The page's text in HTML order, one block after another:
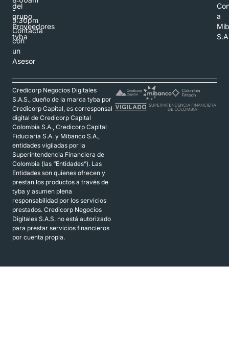
-
5:30pm
Contacta
con
un
Asesor
del
grupo
Proveedores
tyba
a
Credicorp Negocios Digitales
S.A.S., dueño de la marca tyba por
Credicorp Capital, es corresponsal
digital de Credicorp Capital
Colombia S.A., Credicorp Capital
Fiduciaria S.A. y Mibanco S.A.,
entidades vigiladas por la
Superintendencia Financiera de
Colombia (las “Entidades”). Las
Entidades son quienes ofrecen y
prestan los productos a través de
tyba y asumen plena
responsabilidad por los servicios
prestados. Credicorp Negocios
Digitales S.A.S. no está autorizado
para prestar servicios financieros
por cuenta propia.